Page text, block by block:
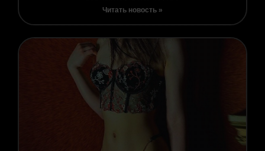
Читать новость »